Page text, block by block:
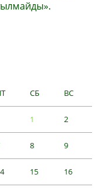
СБ ВС
1 2
8 9
15 16